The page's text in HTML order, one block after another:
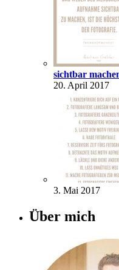
sichtbar
20. April 2017
3. Mai 2017
Über mich